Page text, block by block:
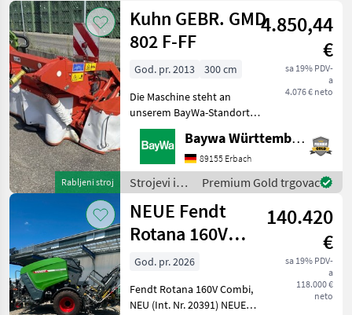
Fella
Prikaži
sve
(36)
MARKETPLACE
Marketplace
Ponude
trgovaca
Mali
oglasi
Rabljeni stroj
Kuhn GEBR. GMD
802 F-FF
4.850,44
€
sa 19% PDV-
a
4.076 € neto
God. pr. 2013
300 cm
Die Maschine steht an
unserem BayWa-Standort
in DE-88214
Ravensburg.Gerne steht
Ihnen Herr Schmid unter
Tel.: 0151 1610 3978 für Ihre
Anfrage zur
Verfügung!Kuhn GMD
Baywa Württemberg
89155 Erbach
Strojevi i
oprema za
travu i
baliranje /
Kuhn
Premium Gold trgovac
NEUE Fendt
Rotana 160V
Combi
Rundballenpresse,
i
140.420
€
sa 19% PDV-
a
118.000 €
neto
God. pr. 2026
Fendt Rotana 160V Combi,
NEU (Int. Nr. 20391) NEUE